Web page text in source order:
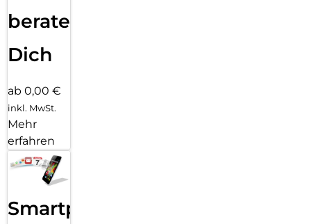
beraten
Dich
ab 0,00 €
inkl. MwSt.
Mehr
erfahren
Smartphone